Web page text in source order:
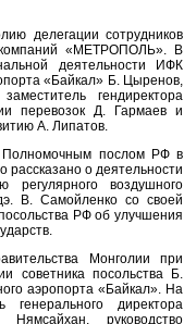
делегации сотрудников
компаний «МЕТРОПОЛЬ». В
деятельности ИФК
«Байкал» Б. Цыренов,
гендиректора
перевозок Д. Гармаев и
А. Липатов.
послом РФ в
о деятельности
воздушного
В. Самойленко со своей
РФ об улучшения
Монголии при
советника посольства Б.
аэропорта «Байкал». На
генерального директора
руководство